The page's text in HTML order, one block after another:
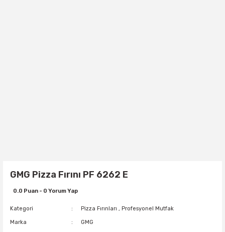
GMG Pizza Fırını PF 6262 E
0.0 Puan - 0 Yorum Yap
Kategori Pizza Fırınları , Profesyonel Mutfak
Marka GMG